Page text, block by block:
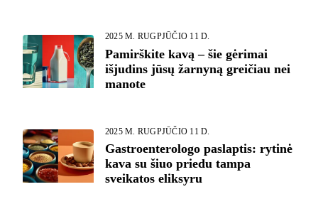
2025 M. RUGPJŪČIO 11 D.
Pamirškite kavą – šie gėrimai
išjudins jūsų žarnyną greičiau nei
manote
2025 M. RUGPJŪČIO 11 D.
Gastroenterologo paslaptis: rytinė
kava su šiuo priedu tampa
sveikatos eliksyru